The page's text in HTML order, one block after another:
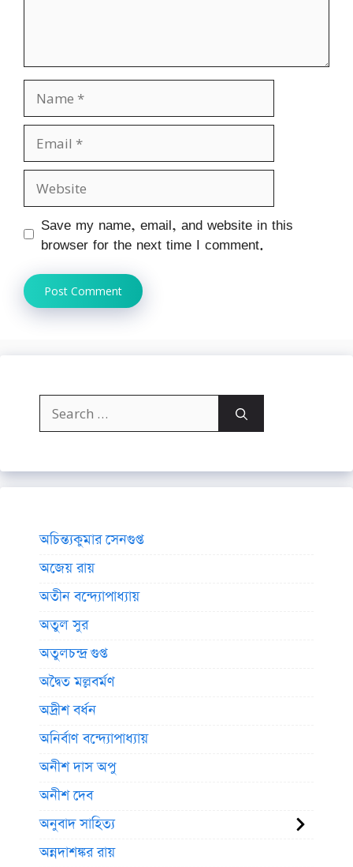
Name
Email
Website
Save my name, email, and website in this
browser for the next time I comment.
Search
for:
অচিন্ত্যকুমার সেনগুপ্ত
অজেয় রায়
অতীন বন্দ্যোপাধ্যায়
অতুল সুর
অতুলচন্দ্র গুপ্ত
অদ্বৈত মল্লবর্মণ
অদ্রীশ বর্ধন
অনির্বাণ বন্দ্যোপাধ্যায়
অনীশ দাস অপু
অনীশ দেব
অনুবাদ সাহিত্য
অন্নদাশঙ্কর রায়